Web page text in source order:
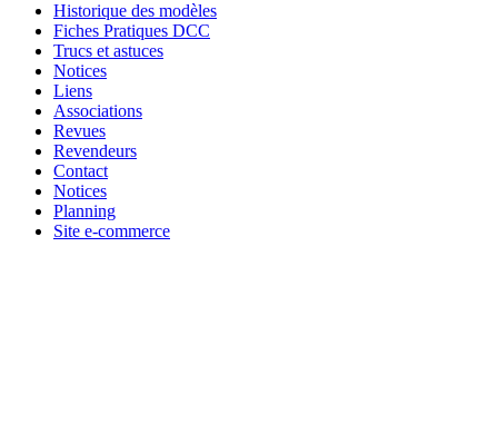
Historique des modèles
Fiches Pratiques DCC
Trucs et astuces
Notices
Liens
Associations
Revues
Revendeurs
Contact
Notices
Planning
Site e-commerce